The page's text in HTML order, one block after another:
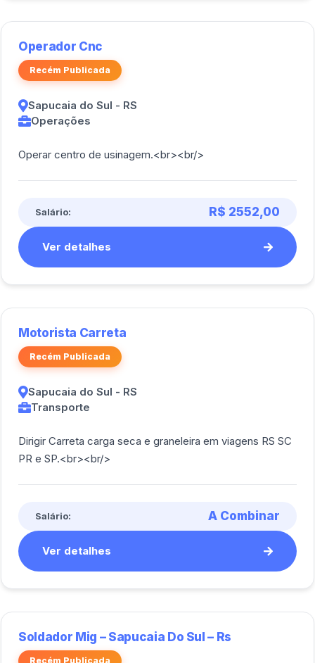
Operador Cnc
Recém Publicada
Sapucaia do Sul - RS
Operações
Operar centro de usinagem.<br><br/>
Salário: R$ 2552,00
Ver detalhes
Motorista Carreta
Recém Publicada
Sapucaia do Sul - RS
Transporte
Dirigir Carreta carga seca e graneleira em viagens RS SC
PR e SP.<br><br/>
Salário: A Combinar
Ver detalhes
Soldador Mig – Sapucaia Do Sul – Rs
Recém Publicada